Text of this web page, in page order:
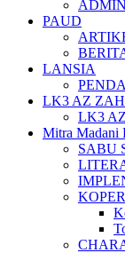
PAUD
LANSIA
LK3 AZ
LK3
Mitra Madani
SABU